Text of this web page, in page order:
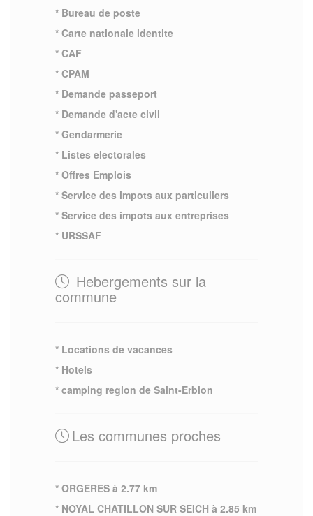
* Bureau de poste
* Carte nationale identite
* CAF
* CPAM
* Demande passeport
* Demande d'acte civil
* Gendarmerie
* Listes electorales
* Offres Emplois
* Service des impots aux particuliers
* Service des impots aux entreprises
* URSSAF
Hebergements sur la
commune
* Locations de vacances
* Hotels
* camping region de Saint-Erblon
Les communes proches
* ORGERES à 2.77 km
* NOYAL CHATILLON SUR SEICH à 2.85 km